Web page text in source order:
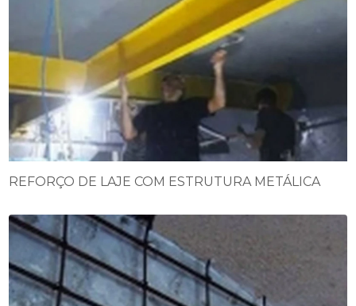
REFORÇO DE LAJE COM ESTRUTURA METÁLICA